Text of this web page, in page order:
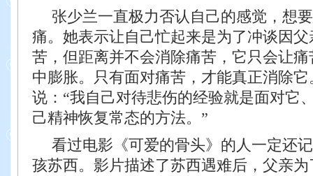
张少兰一直极力否认自己的感觉，想
痛。她表示让自己忙起来是为了冲谈因
苦，但距离并不会消除痛苦，它只会让
中膨胀。只有面对痛苦，才能真正消除它
说：“我自己对待悲伤的经验就是面对它
己精神恢复常态的方法。”
看过电影《可爱的骨头》的人一定还
孩苏西。影片描述了苏西遇难后，父亲